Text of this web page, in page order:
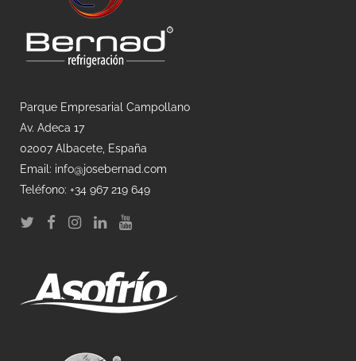
Parque Empresarial Campollano
Av. Adeca 17
02007 Albacete, España
Email: info@josebernad.com
Teléfono: +34 967 219 649